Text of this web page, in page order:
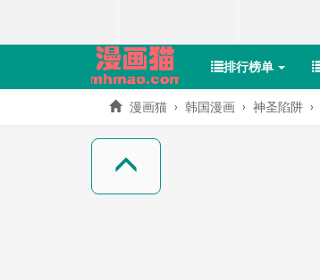
排行榜单
漫画猫 韩国漫画 神圣陷阱